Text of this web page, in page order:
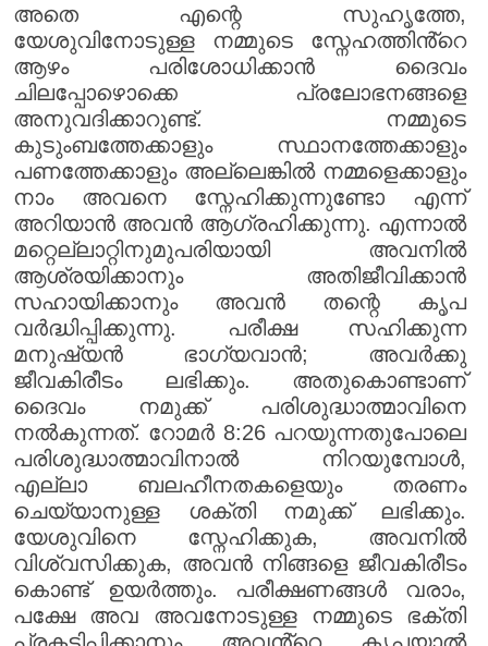
അതെ എന്റെ സുഹൃത്തേ,
യേശുവിനോടുള്ള നമ്മുടെ സ്നേഹത്തിൻ്റെ
ആഴം പരിശോധിക്കാൻ ദൈവം
ചിലപ്പോഴൊക്കെ പ്രലോഭനങ്ങളെ
അനുവദിക്കാറുണ്ട്. നമ്മുടെ
കുടുംബത്തേക്കാളും സ്ഥാനത്തേക്കാളും
പണത്തേക്കാളും അല്ലെങ്കിൽ നമ്മളെക്കാളും
നാം അവനെ സ്നേഹിക്കുന്നുണ്ടോ എന്ന്
അറിയാൻ അവൻ ആഗ്രഹിക്കുന്നു. എന്നാൽ
മറ്റെല്ലാറ്റിനുമുപരിയായി അവനിൽ
ആശ്രയിക്കാനും അതിജീവിക്കാൻ
സഹായിക്കാനും അവൻ തന്റെ കൃപ
വർദ്ധിപ്പിക്കുന്നു. പരീക്ഷ സഹിക്കുന്ന
മനുഷ്യൻ ഭാഗ്യവാൻ; അവർക്കു
ജീവകിരീടം ലഭിക്കും. അതുകൊണ്ടാണ്
ദൈവം നമുക്ക് പരിശുദ്ധാത്മാവിനെ
നൽകുന്നത്. റോമർ 8:26 പറയുന്നതുപോലെ
പരിശുദ്ധാത്മാവിനാൽ നിറയുമ്പോൾ,
എല്ലാ ബലഹീനതകളെയും തരണം
ചെയ്യാനുള്ള ശക്തി നമുക്ക് ലഭിക്കും.
യേശുവിനെ സ്നേഹിക്കുക, അവനിൽ
വിശ്വസിക്കുക, അവൻ നിങ്ങളെ ജീവകിരീടം
കൊണ്ട് ഉയർത്തും. പരീക്ഷണങ്ങൾ വരാം,
പക്ഷേ അവ അവനോടുള്ള നമ്മുടെ ഭക്തി